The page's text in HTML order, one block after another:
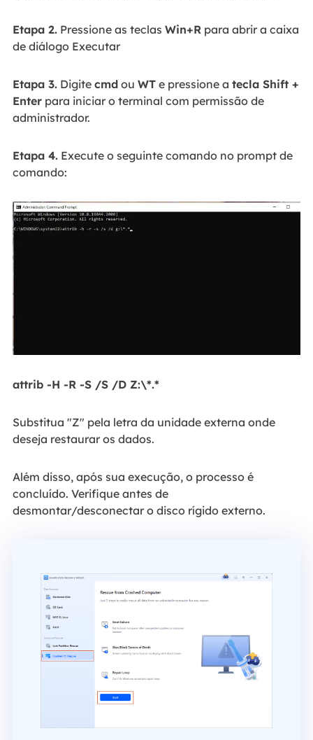
Etapa 2.Pressione as teclas Win+Rpara abrir a caixa
de diálogo Executar
Etapa 3.Digite cmdou WTe pressione a tecla Shift +
Enterpara iniciar o terminal com permissão de
administrador.
Etapa 4.Execute o seguinte comando no prompt de
comando:
attrib -H -R -S /S /D Z:\*.*
Substitua "Z" pela letra da unidade externa onde
deseja restaurar os dados.
Além disso, após sua execução, o processo é
concluído. Verifique antes de
desmontar/desconectar o disco rígido externo.